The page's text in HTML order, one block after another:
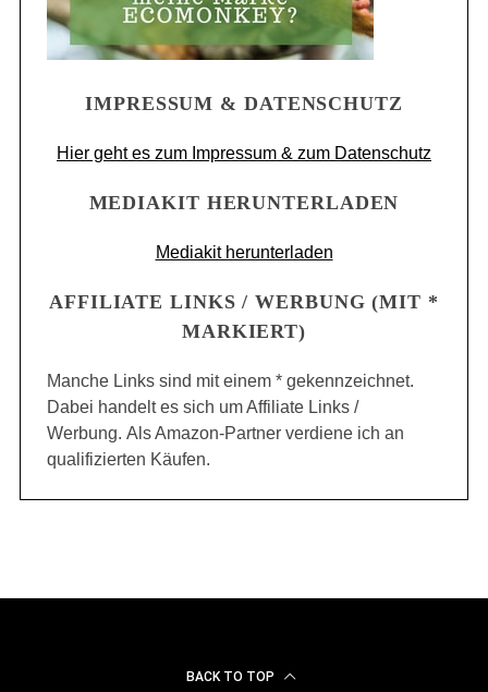
IMPRESSUM & DATENSCHUTZ
Hier geht es zum Impressum & zum Datenschutz
MEDIAKIT HERUNTERLADEN
Mediakit herunterladen
AFFILIATE LINKS / WERBUNG (MIT *
MARKIERT)
Manche Links sind mit einem * gekennzeichnet.
Dabei handelt es sich um Affiliate Links /
Werbung. Als Amazon-Partner verdiene ich an
qualifizierten Käufen.
BACK TO TOP